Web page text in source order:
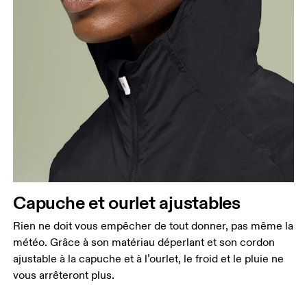
en gardant le ruban à l’horizontale.
Taille
là où la taille est la plus fine.
Hanches
Mesurez votre tour de hanches sur la partie la plus
large.
Capuche et ourlet ajustables
Rien ne doit vous empêcher de tout donner, pas même la
météo. Grâce à son matériau déperlant et son cordon
ajustable à la capuche et à l’ourlet, le froid et le pluie ne
vous arrêteront plus.